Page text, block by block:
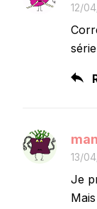
12/
13/
Je